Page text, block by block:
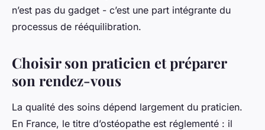
n’est pas du gadget - c’est une part intégrante du
processus de rééquilibration.
Choisir son praticien et préparer
son rendez-vous
La qualité des soins dépend largement du praticien.
En France, le titre d’ostéopathe est réglementé : il